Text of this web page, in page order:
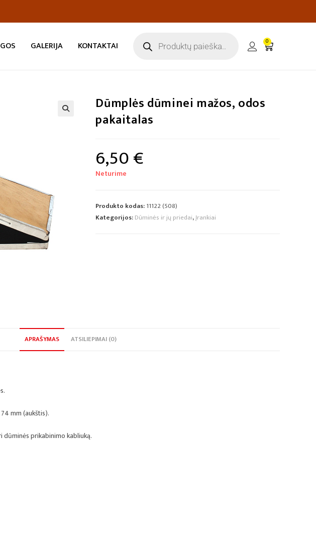
GALERIJA KONTAKTAI 0
Dūmplės dūminei mažos, odos
pakaitalas
6,50€
Neturime
Produkto kodas:11122 (508)
Kategorijos:Dūminės ir jų priedai,Įrankiai
APRAŠYMAS ATSILIEPIMAI (0)
mm (aukštis).
dūminės prikabinimo kabliuką.